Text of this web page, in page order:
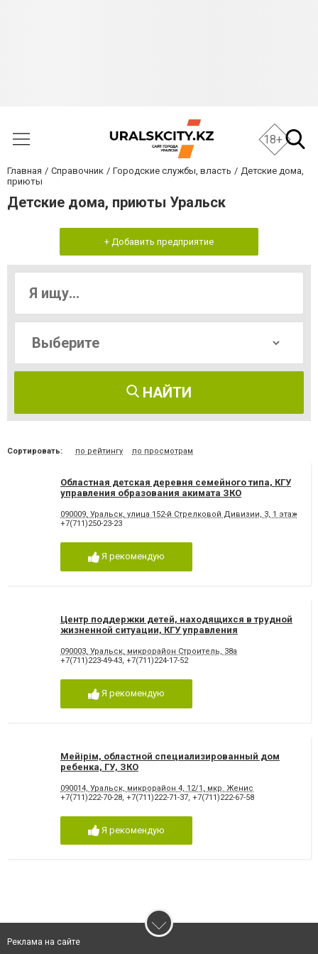
18+
Главная Справочник Городские службы, власть
Детские дома,
приюты
Детские дома, приюты Уральск
+ Добавить предприятие
НАЙТИ
Сортировать: по рейтингу по просмотрам
Областная детская деревня семейного типа, КГУ
управления образования акимата ЗКО
090009, Уральск, улица ​152-й Стрелковой Дивизии, 3, 1 этаж
+7(711)250-23-23
Я рекомендую
Центр поддержки детей, находящихся в трудной
жизненной ситуации, КГУ управления
090003, Уральск, микрорайон Строитель, 38а
+7(711)223-49-43, +7(711)224-17-52
Я рекомендую
Мейірім, областной специализированный дом
ребенка, ГУ, ЗКО
090014, Уральск, микрорайон 4, 12/1, мкр. Женис
+7(711)222-70-28, +7(711)222-71-37, +7(711)222-67-58
Я рекомендую
Реклама на сайте